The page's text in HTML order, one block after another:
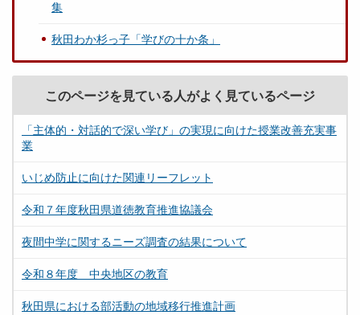
集
秋田わか杉っ子「学びの十か条」
このページを見ている人がよく見ているページ
「主体的・対話的で深い学び」の実現に向けた授業改善充実事
業
いじめ防止に向けた関連リーフレット
令和７年度秋田県道徳教育推進協議会
夜間中学に関するニーズ調査の結果について
令和８年度 中央地区の教育
秋田県における部活動の地域移行推進計画